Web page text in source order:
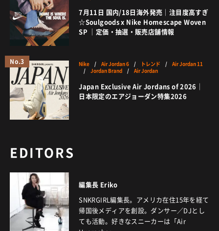
7月11日 国内/18日海外発売｜注目度高すぎ
☆Soulgoods x Nike Homescape Woven
SP ｜定価・抽選・販売店舗情報
No.3 Nike /Air Jordan 6 / トレンド /Air Jordan 11
/Jordan Brand /Air Jordan
Japan Exclusive Air Jordans of 2026｜
日本限定のエアジョーダン特集2026
EDITORS
編集長 Eriko
SNKRGIRL編集長。アメリカ在住15年を経て
帰国後メディアを創設。ダンサー／DJとし
ても活動。好きなスニーカーは「Air